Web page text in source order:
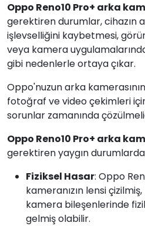
Oppo Reno10 Pro+ arka
gerektiren durumlar, cihazın
işlevselliğini kaybetmesi,
veya kamera
gibi nedenlerle ortaya çıkar.
Oppo'nuzun arka
fotoğraf ve video çekimleri
sorunlar zamanında
Oppo Reno10 Pro+ arka
gerektiren yaygın
Fiziksel Hasar: Oppo
kameranızın lensi
kamera bileşenlerinde
gelmiş olabilir.